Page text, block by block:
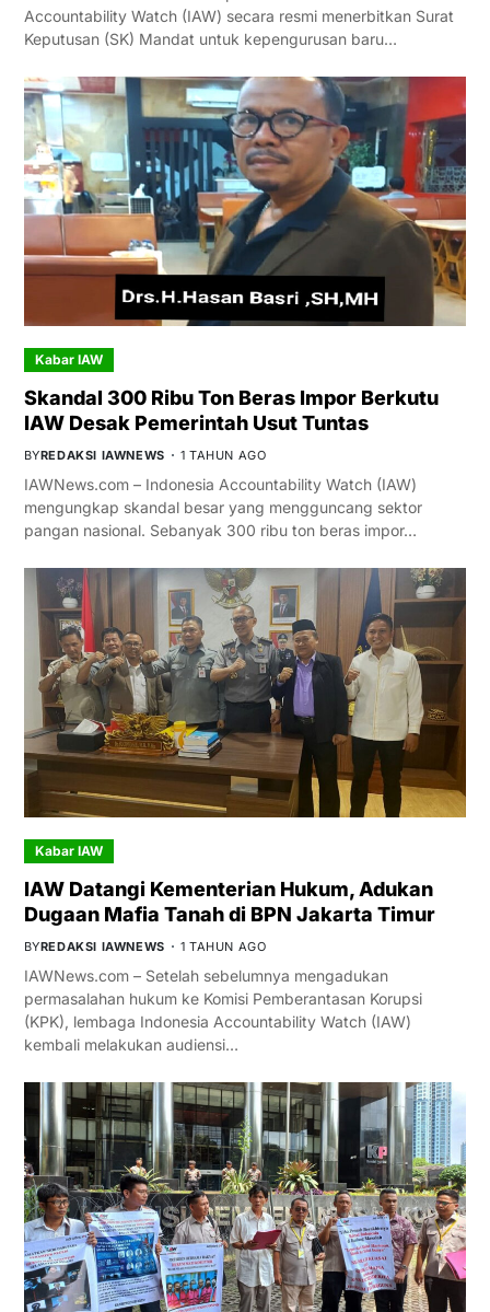
Accountability Watch (IAW) secara resmi menerbitkan Surat
Keputusan (SK) Mandat untuk kepengurusan baru…
Kabar IAW
Skandal 300 Ribu Ton Beras Impor Berkutu
IAW Desak Pemerintah Usut Tuntas
BYREDAKSI IAWNEWS 1 TAHUN AGO
IAWNews.com – Indonesia Accountability Watch (IAW)
mengungkap skandal besar yang mengguncang sektor
pangan nasional. Sebanyak 300 ribu ton beras impor…
Kabar IAW
IAW Datangi Kementerian Hukum, Adukan
Dugaan Mafia Tanah di BPN Jakarta Timur
BYREDAKSI IAWNEWS 1 TAHUN AGO
IAWNews.com – Setelah sebelumnya mengadukan
permasalahan hukum ke Komisi Pemberantasan Korupsi
(KPK), lembaga Indonesia Accountability Watch (IAW)
kembali melakukan audiensi…